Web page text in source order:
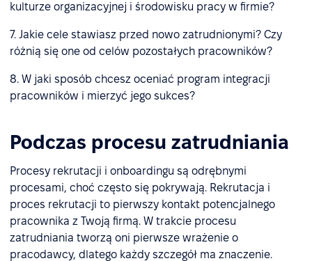
kulturze organizacyjnej i środowisku pracy w firmie?
7. Jakie cele stawiasz przed nowo zatrudnionymi? Czy
różnią się one od celów pozostałych pracowników?
8. W jaki sposób chcesz oceniać program integracji
pracowników i mierzyć jego sukces?
Podczas procesu zatrudniania
Procesy rekrutacji i onboardingu są odrębnymi
procesami, choć często się pokrywają. Rekrutacja i
proces rekrutacji to pierwszy kontakt potencjalnego
pracownika z Twoją firmą. W trakcie procesu
zatrudniania tworzą oni pierwsze wrażenie o
pracodawcy, dlatego każdy szczegół ma znaczenie.